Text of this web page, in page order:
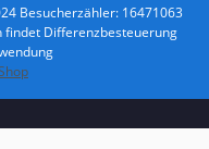
Besucherzähler: 16471063
findet Differenzbesteuerung